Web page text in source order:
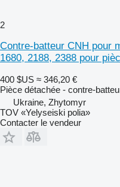
2
Contre-batteur CNH pour
1680, 2188, 2388 pour
400 $US ≈ 346,20 €
Pièce détachée - contre-
Ukraine, Zhytomyr
TOV «Yelyseiski polia»
Contacter le vendeur